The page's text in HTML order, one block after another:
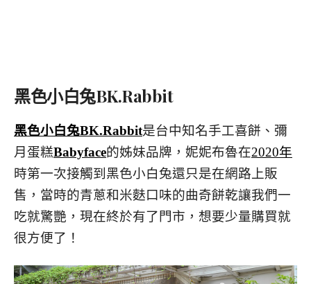
黑色小白兔BK.Rabbit
黑色小白兔BK.Rabbit是台中知名手工喜餅、彌
月蛋糕Babyface的姊妹品牌，妮妮布魯在2020年
時第一次接觸到黑色小白兔還只是在網路上販
售，當時的青蔥和米麩口味的曲奇餅乾讓我們一
吃就驚艷，現在終於有了門市，想要少量購買就
很方便了！